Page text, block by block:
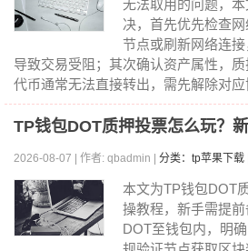
无法取用的问题，
决，首先优先检查
节点或刷新网络连
导致交易受阻；其次确认资产属性，
代币通常无法直接转出，需先解除对
TP钱包DOT质押投票怎么玩？
2026-08-07 | 作者: qbadmin | 分类：tp苹果下载
本文为TP钱包DOT
操教程，新手需提
DOT至钱包内，明